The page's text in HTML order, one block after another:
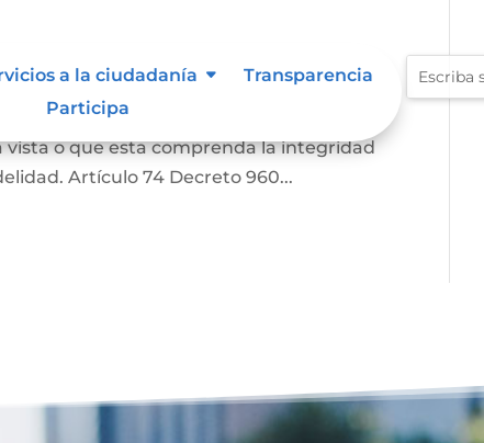
a la ciudadanía
Transparencia
Participa
documento, siempre que aquella
o que esta comprenda la integridad
Artículo 74 Decreto 960...